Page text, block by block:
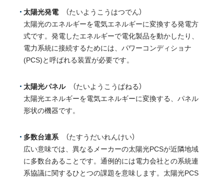
太陽光発電 （たいようこうはつでん）
太陽光のエネルギーを電気エネルギーに変換する発電方
式です。発電したエネルギーで電化製品を動かしたり、
電力系統に接続するためには、パワーコンディショナ
(PCS)と呼ばれる装置が必要です。
太陽光パネル （たいようこうぱねる）
太陽光エネルギーを電気エネルギーに変換する、パネル
形状の機器です。
多数台連系 （たすうだいれんけい）
広い意味では、異なるメーカーの太陽光PCSが近隣地域
に多数台あることです。通例的には電力会社との系統連
系協議に関するひとつの課題を意味します。太陽光PCS